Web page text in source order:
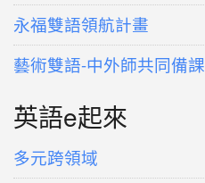
永福雙語領航計畫
藝術雙語-中外師共同備課
英語e起來
多元跨領域